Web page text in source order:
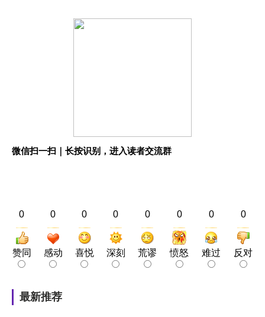
微信扫一扫｜长按识别，进入读者交流群
0
赞同
0
感动
0
喜悦
0
深刻
0
荒谬
0
愤怒
0
难过
0
反对
最新推荐